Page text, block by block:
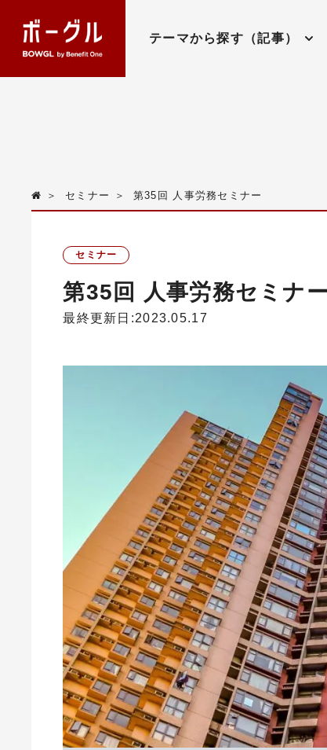
テーマから探す（記事）
＞ セミナー ＞ 第35回 人事労務セミナー
セミナー
第35回 人事労務セミナー
最終更新日:2023.05.17